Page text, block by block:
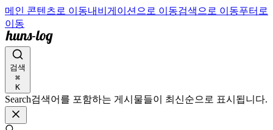
메인 콘텐츠로 이동내비게이션으로 이동검색으로 이동푸터로
이동
검색
⌘
K
Search검색어를 포함하는 게시물들이 최신순으로 표시됩니다.